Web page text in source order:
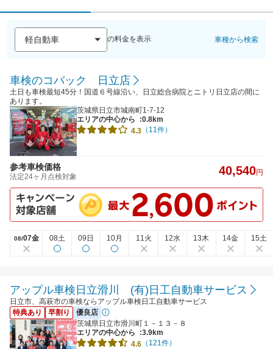
の料金を表示 車種から検索
車検のコバック 日立店
土日も車検最短45分！国道６号線沿い、日立総合病院とニトリ日立店の間に
あります。
茨城県日立市城南町1-7-12
エリアの中心から
:0.8km
4.3 （11件）
参考車検価格
法定24ヶ月点検対象 40,540円
08/07金 08土 09日 10月 11火 12水 13木 14金 15土
アップル車検日立滑川 (有)日工自動車サービス
日立市、高萩市の車検ならアップル車検日工自動車サービス
特典あり
早割り
優良店
茨城県日立市滑川町１－１３－８
エリアの中心から
:3.9km
4.6 （121件）